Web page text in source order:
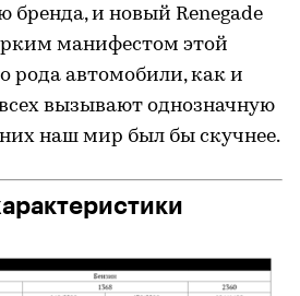
бренда, и новый Renegade
манифестом этой
рода автомобили, как и
вызывают однозначную
наш мир был бы скучнее.